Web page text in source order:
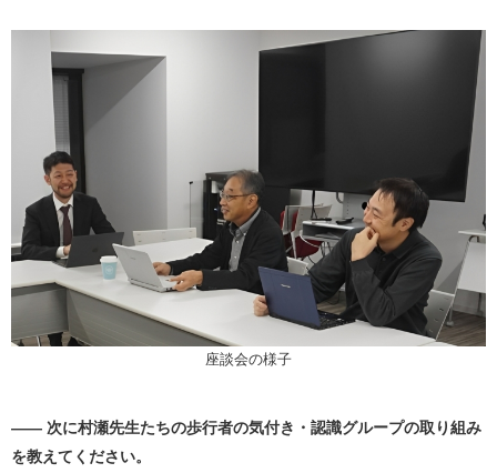
座談会の様子
―― 次に村瀬先生たちの歩行者の気付き・認識グループの取り組み
を教えてください。